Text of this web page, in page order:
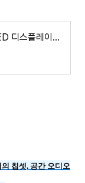
Apple이 Cutom Micro LED 디스플레이로 전환 전 OLED MacBook Pro 를 준비하고 있다는 정보가 나타났다?
칩셋, 공간 오디오